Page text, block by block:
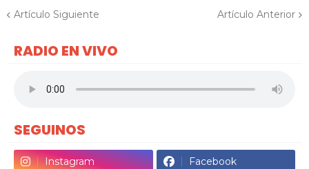
Artículo Siguiente Artículo Anterior
RADIO EN VIVO
SEGUINOS
Instagram Facebook